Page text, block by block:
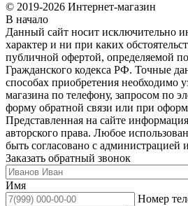
© 2019-2026 Интернет-магазин
В начало
Данный сайт носит исключительно
характер и ни при каких
публичной офертой, определяемой
Гражданского кодекса РФ. Точные
способах приобретения необходимо
магазина по телефону, запросом по
форму обратной связи или при
Представленная на сайте
авторского права. Любое
быть согласовано с администрацией
Заказать обратный звонок
Имя
Номер